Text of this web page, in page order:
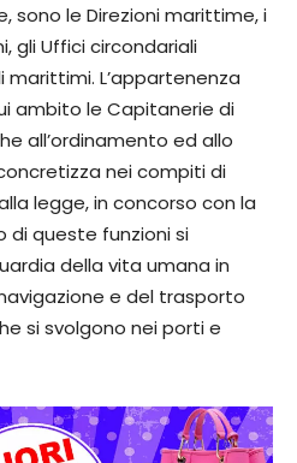
sono le Direzioni marittime, i
gli Uffici circondariali
L’appartenenza
ambito le Capitanerie di
all’ordinamento ed allo
nei compiti di
legge, in concorso con la
di queste funzioni si
della vita umana in
e del trasporto
si svolgono nei porti e